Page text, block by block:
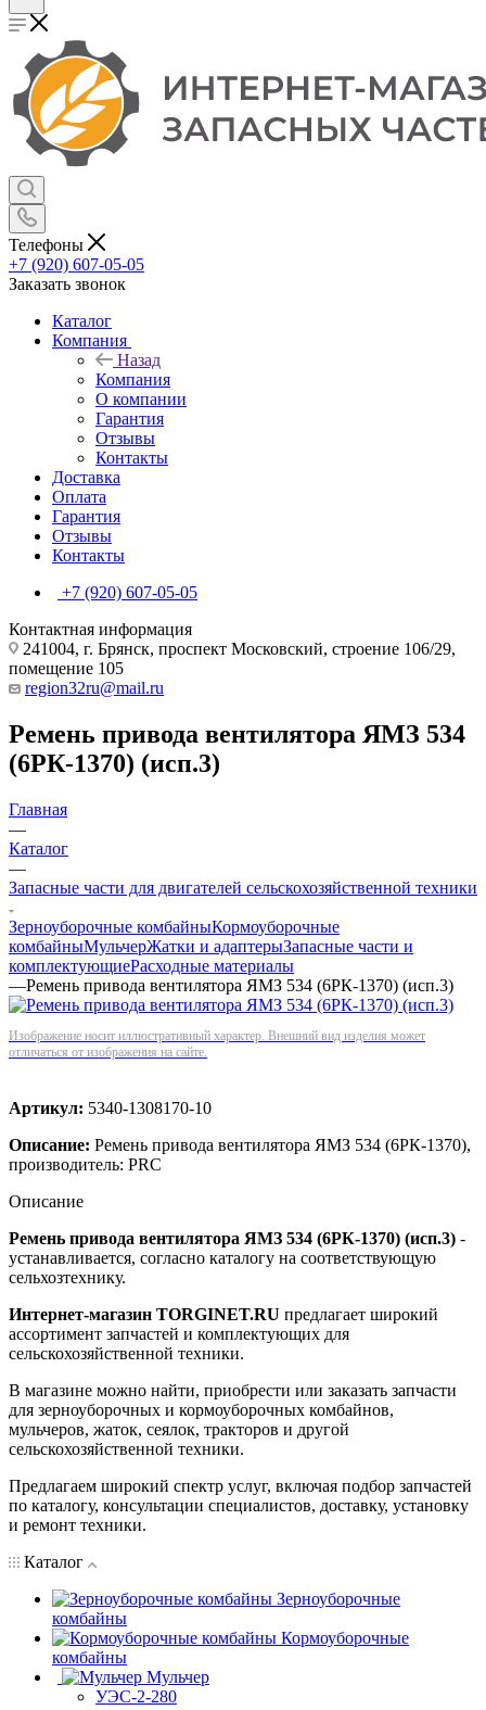
Телефоны
+7 (920) 607-05-05
Заказать звонок
Каталог
Компания
Назад
Компания
О компании
Гарантия
Отзывы
Контакты
Доставка
Оплата
Гарантия
Отзывы
Контакты
+7 (920) 607-05-05
Контактная информация
241004, г. Брянск, проспект Московский, строение 106/29,
помещение 105
region32ru@mail.ru
Ремень привода вентилятора ЯМЗ 534
(6РК-1370) (исп.3)
Главная
—
Каталог
—
Запасные части для двигателей сельскохозяйственной техники
Зерноуборочные комбайныКормоуборочные
комбайныМульчерЖатки и адаптерыЗапасные части и
комплектующиеРасходные материалы
—Ремень привода вентилятора ЯМЗ 534 (6РК-1370) (исп.3)
Изображение носит иллюстративный характер. Внешний вид изделия может
отличаться от изображения на сайте.
Артикул: 5340-1308170-10
Описание: Ремень привода вентилятора ЯМЗ 534 (6РК-1370),
производитель: PRC
Описание
Ремень привода вентилятора ЯМЗ 534 (6РК-1370) (исп.3) -
устанавливается, согласно каталогу на соответствующую
сельхозтехнику.
Интернет-магазин TORGINET.RU предлагает широкий
ассортимент запчастей и комплектующих для
сельскохозяйственной техники.
В магазине можно найти, приобрести или заказать запчасти
для зерноуборочных и кормоуборочных комбайнов,
мульчеров, жаток, сеялок, тракторов и другой
сельскохозяйственной техники.
Предлагаем широкий спектр услуг, включая подбор запчастей
по каталогу, консультации специалистов, доставку, установку
и ремонт техники.
Каталог
Зерноуборочные
комбайны
Кормоуборочные
комбайны
Мульчер
УЭС-2-280